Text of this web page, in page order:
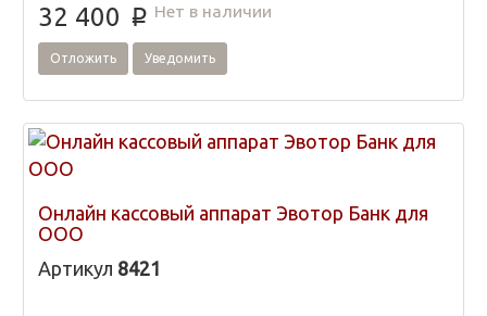
32 400 p Нет в наличии
Отложить Уведомить
Онлайн кассовый аппарат Эвотор Банк для
ООО
Артикул 8421